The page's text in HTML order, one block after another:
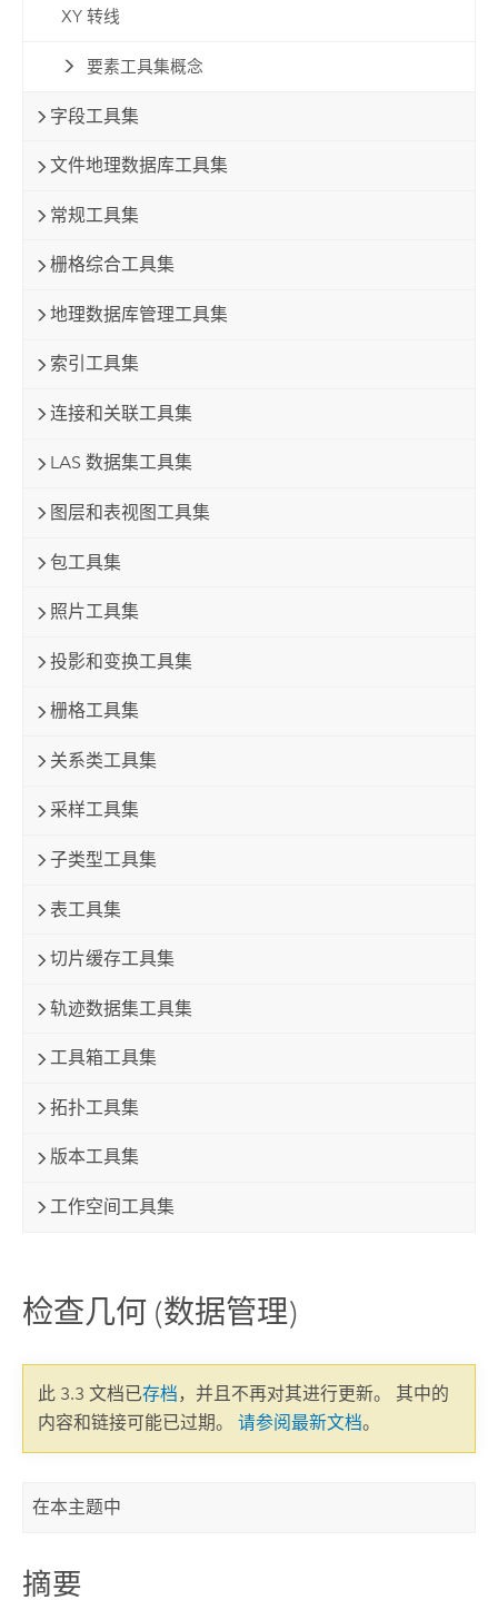
XY 转线
要素工具集概念
字段工具集
文件地理数据库工具集
常规工具集
栅格综合工具集
地理数据库管理工具集
索引工具集
连接和关联工具集
LAS 数据集工具集
图层和表视图工具集
包工具集
照片工具集
投影和变换工具集
栅格工具集
关系类工具集
采样工具集
子类型工具集
表工具集
切片缓存工具集
轨迹数据集工具集
工具箱工具集
拓扑工具集
版本工具集
工作空间工具集
检查几何 (数据管理)
此 3.3 文档已存档，并且不再对其进行更新。 其中的
内容和链接可能已过期。 请参阅最新文档。
在本主题中
摘要